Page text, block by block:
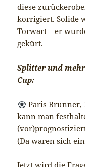
diese
korrigiert. Solide
Torwart – er
gekürt.
Splitter und
Cup:
Paris Brunner,
kann man
(Da waren sich